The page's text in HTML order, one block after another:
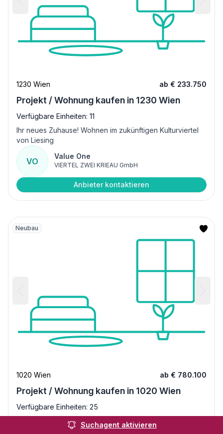
1230 Wien ab € 233.750
Projekt / Wohnung kaufen in 1230 Wien
Verfügbare Einheiten: 11
Ihr neues Zuhause! Wohnen im zukünftigen Kulturviertel
von Liesing
VO
Value One
VIERTEL ZWEI KRIEAU GmbH
Anbieter kontaktieren
Neubau
1020 Wien ab € 780.100
Projekt / Wohnung kaufen in 1020 Wien
Verfügbare Einheiten: 25
Die Sonnentage im Pool genießen
Suchagent aktivieren